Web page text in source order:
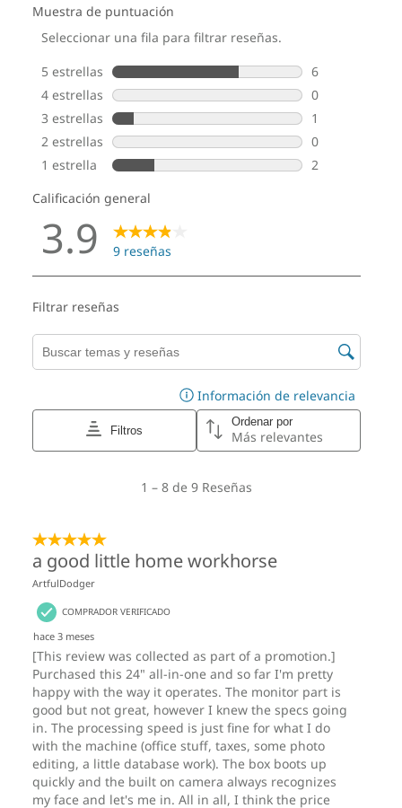
Diseño
Pantalla táctil FHD de 23,8" (1920 x 1080), cuatro lados
casi sin bordes, 250 nits, 99 % sRGB, 120 Hz, relación
de contraste de 1500:1, tiempo de respuesta de 14 ms,
compatibilidad con 16,7 millones de colores,
conmutación en el plano, antirreflejo, certificaciones
de eliminación de parpadeo y de luz azul baja de TÜV,
TÜV Eyesafe®, IP55 (solo en la parte delantera)
Pantalla FHD de 23,8" (1920 x 1080), cuatro lados casi
sin bordes, 250 nits, 99 % sRGB, 120 Hz, relación de
contraste de 1500:1, tiempo de respuesta de 14 ms,
compatibilidad con 16,7 millones de colores,
de eliminación de parpadeo y de luz azul baja de TÜV,
TÜV Eyesafe®, IP54 (solo en la parte delantera)
Dimensiones (Al x An x P)
Sin soporte: a partir de 49,55 mm x 539,6 mm x 340,2
mm/1,95" x 21,24" x 13,39"
funciones: a partir de 221,21 mm x 539,6 mm x 393,01
Opcional: Con soporte Ultra-Flex V: a partir de 224,10
mm x 539,6 mm x 333,45 mm/8,82" x 21,24" x 13,13"
Opcional: Con soporte solo con inclinación: a partir de
213,14 mm x 539,6 mm x 442 mm/8,39" x 21,24" x 17,4"
Peso
Sin soporte: A partir de 6 kg/13,23 lb
Opcional: Con soporte Ultra-Flex V: a partir de 8,04
kg/17,73 lb
Opcional: Con soporte con todas las funciones: a
partir de 8,96 kg/19,75 lb
Opcional: Con soporte solo con inclinación: a partir de
8 kg/17,64 lb